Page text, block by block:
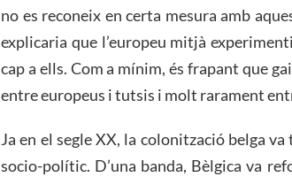
no es reconeix en certa mesura amb
explicaria que l’europeu mitjà
cap a ells. Com a mínim, és frapant que
entre europeus i tutsis i molt rarament
Ja en el segle XX, la colonització belga
socio-polític. D’una banda, Bèlgica va